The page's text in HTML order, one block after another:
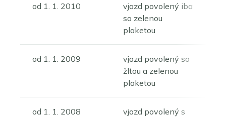
od 1. 1. 2010
vjazd povolený iba
so zelenou
plaketou
od 1. 1. 2009
vjazd povolený so
žltou a zelenou
plaketou
od 1. 1. 2008
vjazd povolený s